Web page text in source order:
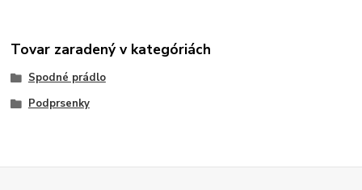
Tovar zaradený v kategóriách
Spodné prádlo
Podprsenky